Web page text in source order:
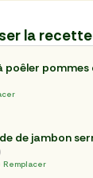
la recette
Remplacer